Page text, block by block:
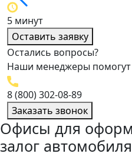
5 минут
Оставить заявку
Остались вопросы?
Наши менеджеры
8 (800) 302-08-89
Заказать звонок
Офисы для
залог